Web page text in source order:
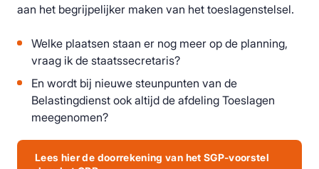
aan het begrijpelijker maken van het toeslagenstelsel.
Welke plaatsen staan er nog meer op de planning,
vraag ik de staatssecretaris?
En wordt bij nieuwe steunpunten van de
Belastingdienst ook altijd de afdeling Toeslagen
meegenomen?
Lees hier de doorrekening van het SGP-voorstel